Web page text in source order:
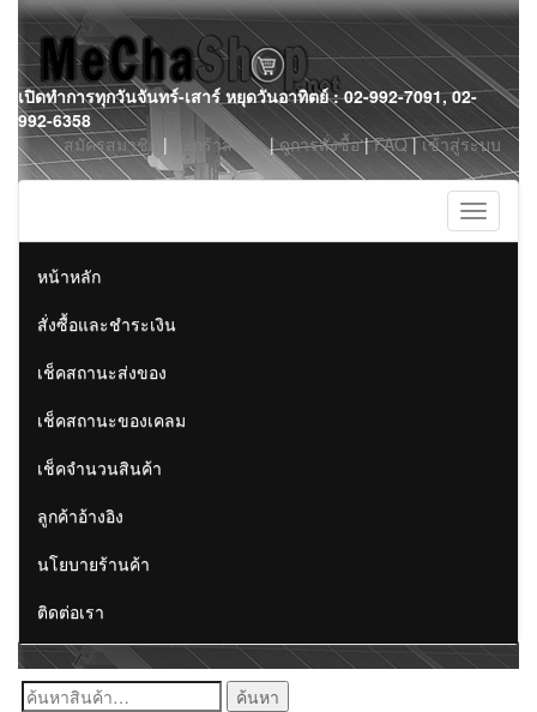
Skip
to
content
เปิดทำการทุกวันจันทร์-เสาร์ หยุดวันอาทิตย์ : 02-992-7091, 02-
992-6358
สมัครสมาชิก | ตะกร้าสินค้า|ดูการสั่งซื้อ|FAQ|เข้าสู่ระบบ
Toggle
หน้าหลัก
สั่งซื้อและชำระเงิน
เช็คสถานะส่งของ
เช็คสถานะของเคลม
เช็คจำนวนสินค้า
ลูกค้าอ้างอิง
นโยบายร้านค้า
ติดต่อเรา
ค้นหา: